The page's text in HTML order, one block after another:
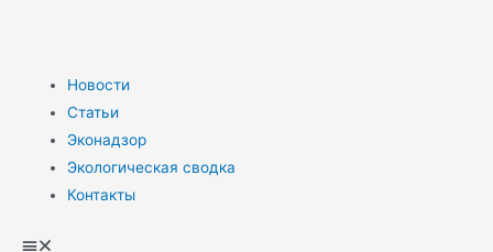
Новости
Статьи
Эконадзор
Экологическая сводка
Контакты